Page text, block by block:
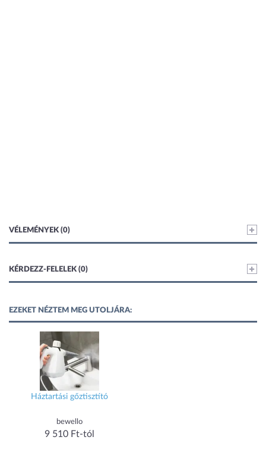
VÉLEMÉNYEK (0)
KÉRDEZZ-FELELEK (0)
EZEKET NÉZTEM MEG UTOLJÁRA:
Háztartási gőztisztító
bewello
9 510 Ft-tól